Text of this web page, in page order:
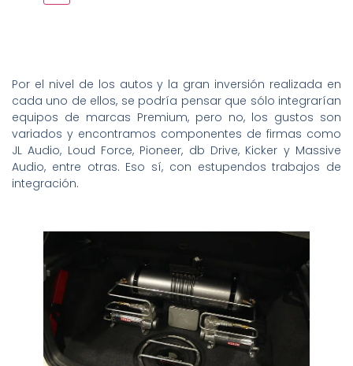
Por el nivel de los autos y la gran inversión realizada en
cada uno de ellos, se podría pensar que sólo integrarían
equipos de marcas Premium, pero no, los gustos son
variados y encontramos componentes de firmas como
JL Audio, Loud Force, Pioneer, db Drive, Kicker y Massive
Audio, entre otras. Eso sí, con estupendos trabajos de
integración.